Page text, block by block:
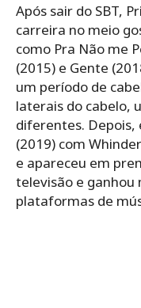
Após sair do SBT,
carreira no meio
como Pra Não me
(2015) e Gente
um período de
laterais do cabelo,
diferentes. Depois,
(2019) com
e apareceu em
televisão e ganhou
plataformas de